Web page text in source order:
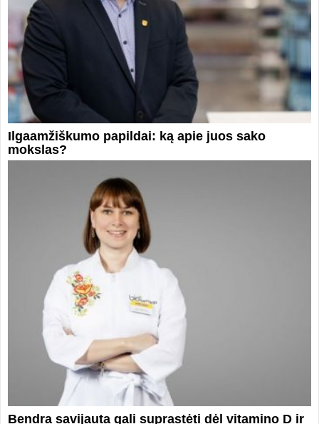
Ilgaamžiškumo papildai: ką apie juos sako
mokslas?
Bendra savijauta gali suprastėti dėl vitamino D ir